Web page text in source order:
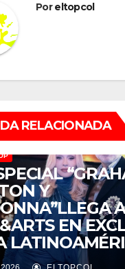
Poreltopcol
RELACIONADA
Y
EN